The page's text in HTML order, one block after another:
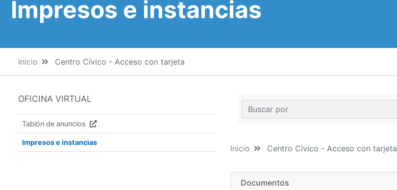
Impresos e instancias
Inicio Centro Cívico - Acceso con tarjeta
OFICINA VIRTUAL
Tablón de anuncios
Impresos e instancias
Inicio Centro Cívico - Acceso con tarjeta
Documentos